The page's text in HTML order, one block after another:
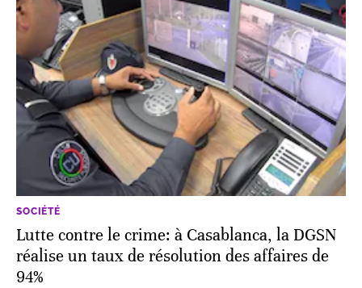
SOCIÉTÉ
Lutte contre le crime: à Casablanca, la DGSN
réalise un taux de résolution des affaires de
94%